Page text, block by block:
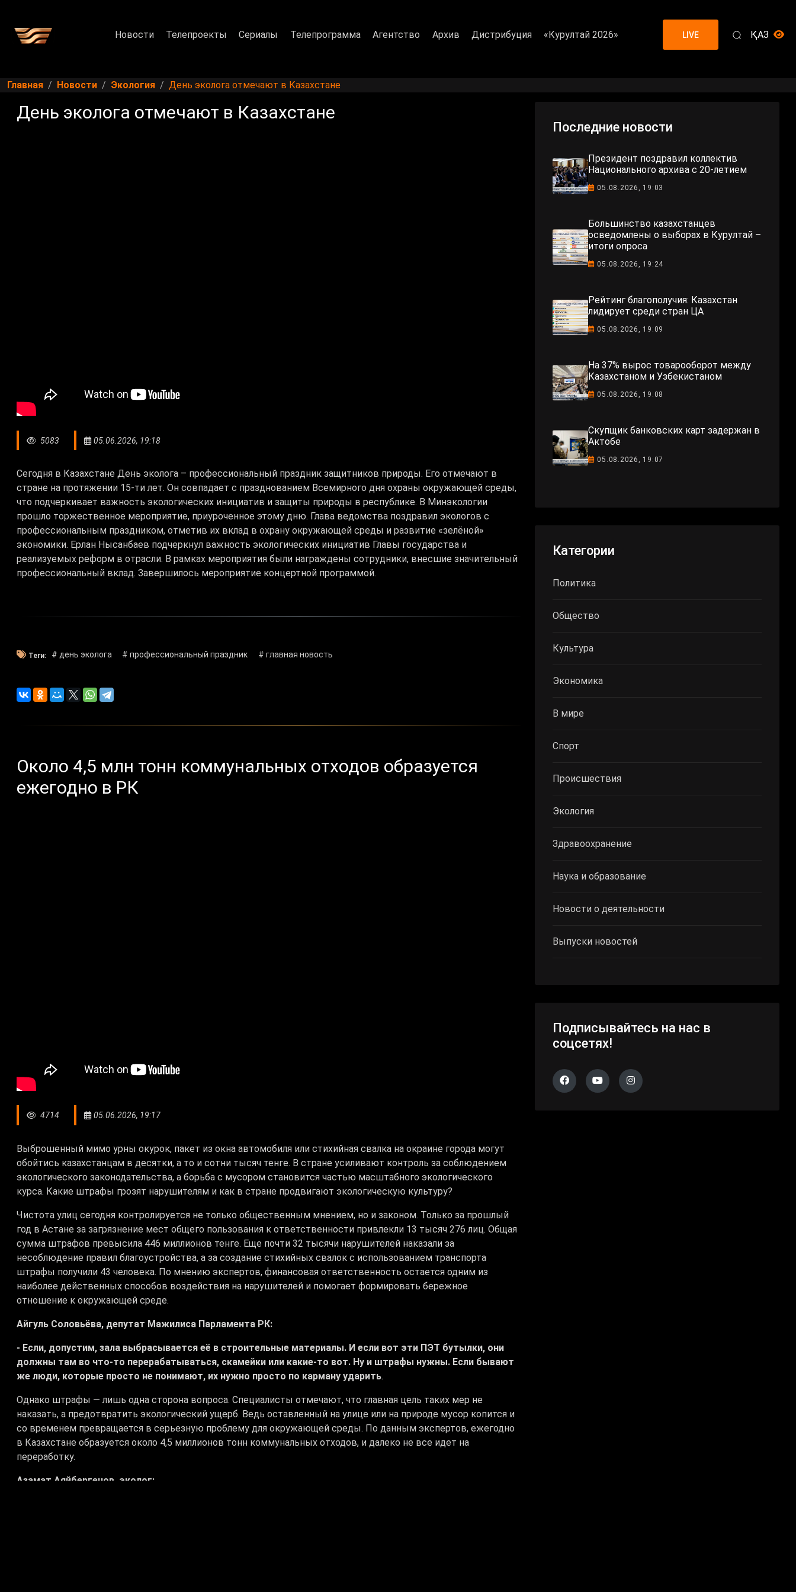
Новости Телепроекты Сериалы Телепрограмма Агентство Архив Дистрибуция «Курултай 2026» LIVE ҚАЗ
Главная Новости Экология День эколога отмечают в Казахстане
День эколога отмечают в Казахстане
5083 05.06.2026, 19:18
Сегодня в Казахстане День эколога – профессиональный праздник защитников природы. Его отмечают в
стране на протяжении 15-ти лет. Он совпадает с празднованием Всемирного дня охраны окружающей среды,
что подчеркивает важность экологических инициатив и защиты природы в республике. В Минэкологии
прошло торжественное мероприятие, приуроченное этому дню. Глава ведомства поздравил экологов с
профессиональным праздником, отметив их вклад в охрану окружающей среды и развитие «зелёной»
экономики. Ерлан Нысанбаев подчеркнул важность экологических инициатив Главы государства и
реализуемых реформ в отрасли. В рамках мероприятия были награждены сотрудники, внесшие значительный
профессиональный вклад. Завершилось мероприятие концертной программой.
Теги: # день эколога # профессиональный праздник # главная новость
Около 4,5 млн тонн коммунальных отходов образуется
ежегодно в РК
4714 05.06.2026, 19:17
Выброшенный мимо урны окурок, пакет из окна автомобиля или стихийная свалка на окраине города могут
обойтись казахстанцам в десятки, а то и сотни тысяч тенге. В стране усиливают контроль за соблюдением
экологического законодательства, а борьба с мусором становится частью масштабного экологического
курса. Какие штрафы грозят нарушителям и как в стране продвигают экологическую культуру?
Чистота улиц сегодня контролируется не только общественным мнением, но и законом. Только за прошлый
год в Астане за загрязнение мест общего пользования к ответственности привлекли 13 тысяч 276 лиц. Общая
сумма штрафов превысила 446 миллионов тенге. Еще почти 32 тысячи нарушителей наказали за
несоблюдение правил благоустройства, а за создание стихийных свалок с использованием транспорта
штрафы получили 43 человека. По мнению экспертов, финансовая ответственность остается одним из
наиболее действенных способов воздействия на нарушителей и помогает формировать бережное
отношение к окружающей среде.
Айгуль Соловьёва, депутат Мажилиса Парламента РК:
- Если, допустим, зала выбрасывается её в строительные материалы. И если вот эти ПЭТ бутылки, они
должны там во что-то перерабатываться, скамейки или какие-то вот. Ну и штрафы нужны. Если бывают
же люди, которые просто не понимают, их нужно просто по карману ударить.
Однако штрафы — лишь одна сторона вопроса. Специалисты отмечают, что главная цель таких мер не
наказать, а предотвратить экологический ущерб. Ведь оставленный на улице или на природе мусор копится и
со временем превращается в серьезную проблему для окружающей среды. По данным экспертов, ежегодно
в Казахстане образуется около 4,5 миллионов тонн коммунальных отходов, и далеко не все идет на
переработку.
Азамат Аяйбергенов, эколог:
Последние новости
Президент поздравил коллектив
Национального архива с 20-летием
05.08.2026, 19:03
Большинство казахстанцев
осведомлены о выборах в Курултай –
итоги опроса
05.08.2026, 19:24
Рейтинг благополучия: Казахстан
лидирует среди стран ЦА
05.08.2026, 19:09
На 37% вырос товарооборот между
Казахстаном и Узбекистаном
05.08.2026, 19:08
Скупщик банковских карт задержан в
Актобе
05.08.2026, 19:07
Категории
Политика
Общество
Культура
Экономика
В мире
Спорт
Происшествия
Экология
Здравоохранение
Наука и образование
Новости о деятельности
Выпуски новостей
Подписывайтесь на нас в
соцсетях!